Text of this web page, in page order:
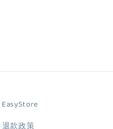
EasyStore
退款政策